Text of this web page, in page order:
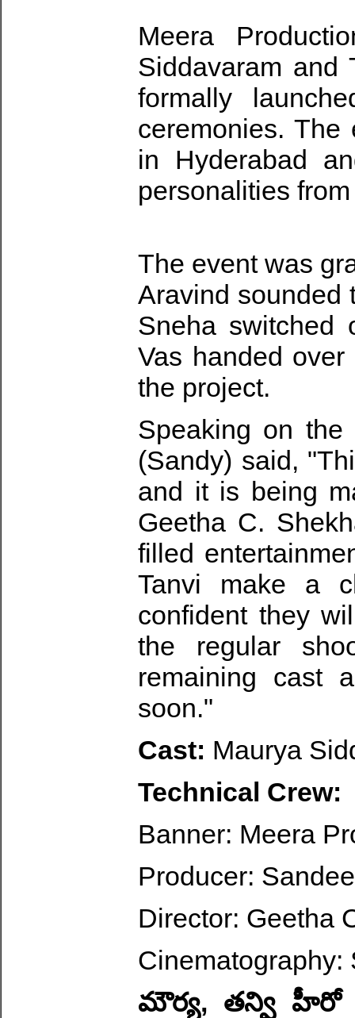
Meera
Siddavaram and
formally
ceremonies.
in Hyderabad
personalities
The event was
Aravind sounded
Sneha switched
Vas handed
the project.
Speaking on the
(Sandy) said,
and it is being
Geetha C.
filled
Tanvi make a
confident they
the regular
remaining cast
soon."
Cast: Maurya
Technical Crew:
Banner: Meera
Producer:
Director: Geetha
Cinematography:
మౌర్య‌, త‌న్వి హీరో